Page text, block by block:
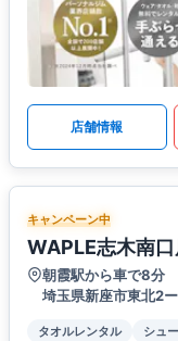
店舗情報
キャンペーン中
WAPLE志木南
朝霞駅から車で8分
埼玉県新座市東北2
タオルレンタル シュ